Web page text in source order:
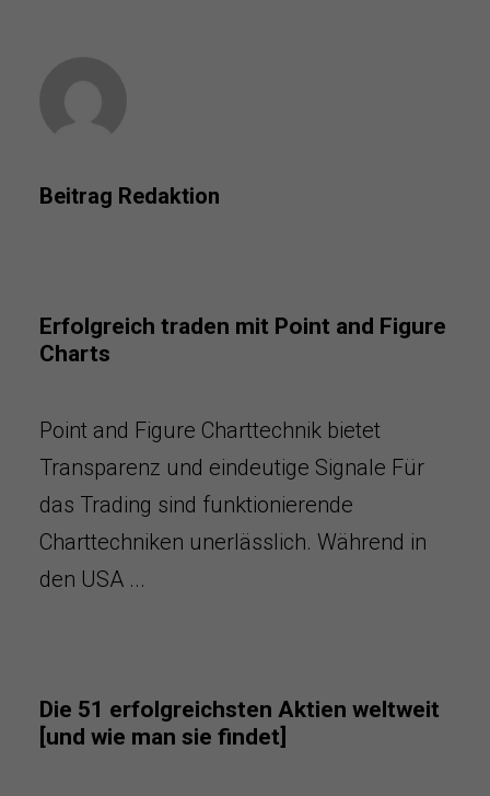
Beitrag Redaktion
Erfolgreich traden mit Point and Figure
Charts
Point and Figure Charttechnik bietet
Transparenz und eindeutige Signale Für
das Trading sind funktionierende
Charttechniken unerlässlich. Während in
den USA ...
Die 51 erfolgreichsten Aktien weltweit
[und wie man sie findet]